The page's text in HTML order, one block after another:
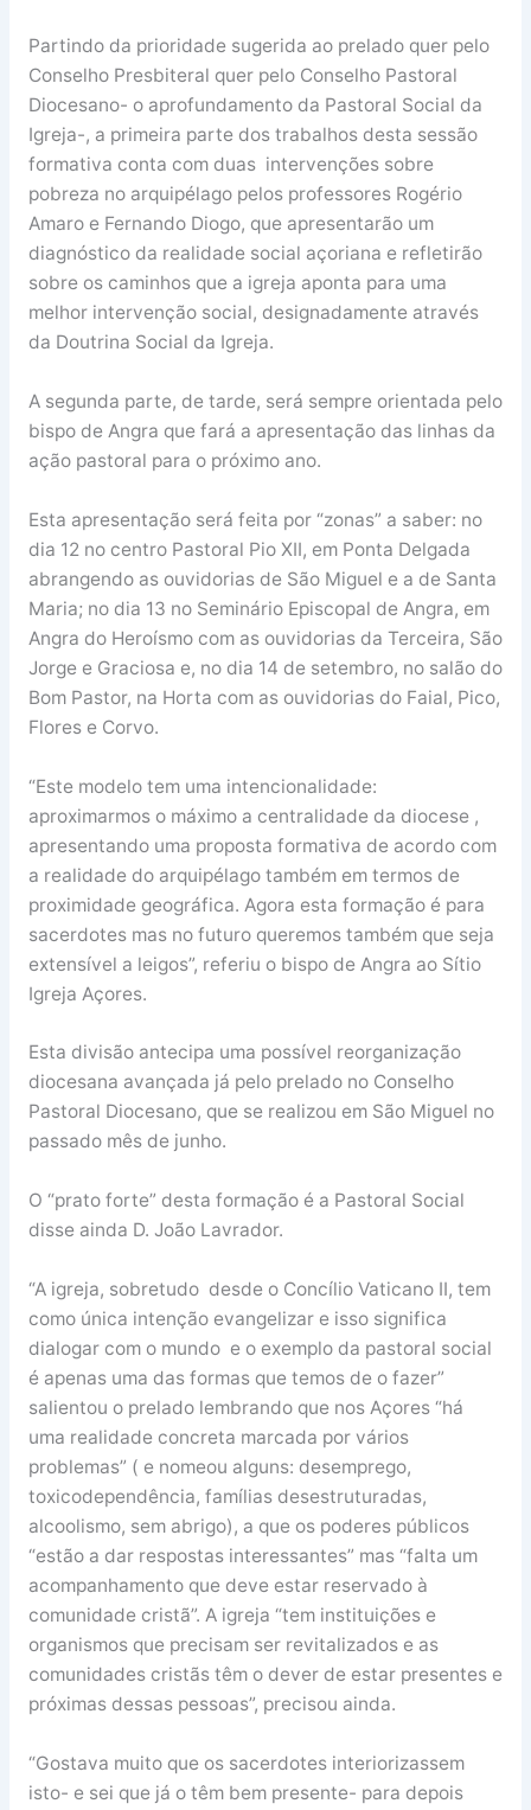
Partindo da prioridade sugerida ao prelado quer pelo
Conselho Presbiteral quer pelo Conselho Pastoral
Diocesano- o aprofundamento da Pastoral Social da
Igreja-, a primeira parte dos trabalhos desta sessão
formativa conta com duas intervenções sobre
pobreza no arquipélago pelos professores Rogério
Amaro e Fernando Diogo, que apresentarão um
diagnóstico da realidade social açoriana e refletirão
sobre os caminhos que a igreja aponta para uma
melhor intervenção social, designadamente através
da Doutrina Social da Igreja.
A segunda parte, de tarde, será sempre orientada pelo
bispo de Angra que fará a apresentação das linhas da
ação pastoral para o próximo ano.
Esta apresentação será feita por “zonas” a saber: no
dia 12 no centro Pastoral Pio XII, em Ponta Delgada
abrangendo as ouvidorias de São Miguel e a de Santa
Maria; no dia 13 no Seminário Episcopal de Angra, em
Angra do Heroísmo com as ouvidorias da Terceira, São
Jorge e Graciosa e, no dia 14 de setembro, no salão do
Bom Pastor, na Horta com as ouvidorias do Faial, Pico,
Flores e Corvo.
“Este modelo tem uma intencionalidade:
aproximarmos o máximo a centralidade da diocese ,
apresentando uma proposta formativa de acordo com
a realidade do arquipélago também em termos de
proximidade geográfica. Agora esta formação é para
sacerdotes mas no futuro queremos também que seja
extensível a leigos”, referiu o bispo de Angra ao Sítio
Igreja Açores.
Esta divisão antecipa uma possível reorganização
diocesana avançada já pelo prelado no Conselho
Pastoral Diocesano, que se realizou em São Miguel no
passado mês de junho.
O “prato forte” desta formação é a Pastoral Social
disse ainda D. João Lavrador.
“A igreja, sobretudo desde o Concílio Vaticano II, tem
como única intenção evangelizar e isso significa
dialogar com o mundo e o exemplo da pastoral social
é apenas uma das formas que temos de o fazer”
salientou o prelado lembrando que nos Açores “há
uma realidade concreta marcada por vários
problemas” ( e nomeou alguns: desemprego,
toxicodependência, famílias desestruturadas,
alcoolismo, sem abrigo), a que os poderes públicos
“estão a dar respostas interessantes” mas “falta um
acompanhamento que deve estar reservado à
comunidade cristã”. A igreja “tem instituições e
organismos que precisam ser revitalizados e as
comunidades cristãs têm o dever de estar presentes e
próximas dessas pessoas”, precisou ainda.
“Gostava muito que os sacerdotes interiorizassem
isto- e sei que já o têm bem presente- para depois